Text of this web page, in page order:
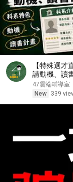
【特殊選才
請動機、讀
47雲端輔導室
New
339